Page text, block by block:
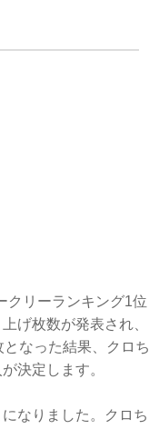
クリーランキング1位
げ枚数が発表され、
なった結果、クロち
決定します。
なりました。クロち